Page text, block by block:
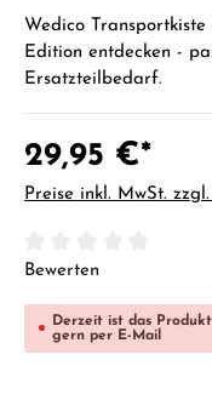
Wedico
Edition entdecken -
Ersatzteilbedarf.
29,95 €*
Preise inkl. MwSt.
Durchschnittliche
Bewerten
Derzeit ist das
gern per E-Mail